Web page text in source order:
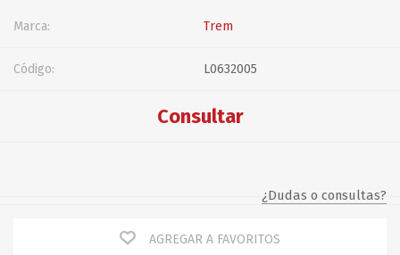
Marca: Trem
Código: L0632005
Consultar
¿Dudas o consultas?
AGREGAR A FAVORITOS